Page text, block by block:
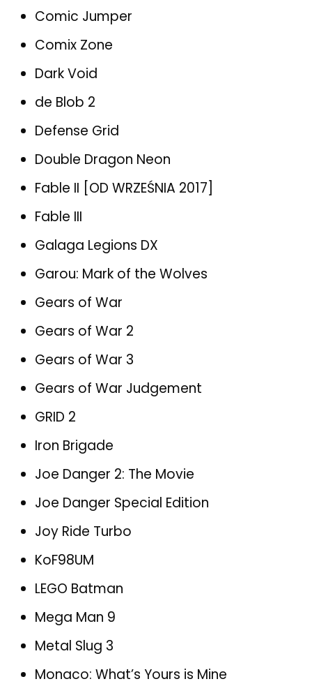
Comic Jumper
Comix Zone
Dark Void
de Blob 2
Defense Grid
Double Dragon Neon
Fable II [OD WRZEŚNIA 2017]
Fable III
Galaga Legions DX
Garou: Mark of the Wolves
Gears of War
Gears of War 2
Gears of War 3
Gears of War Judgement
GRID 2
Iron Brigade
Joe Danger 2: The Movie
Joe Danger Special Edition
Joy Ride Turbo
KoF98UM
LEGO Batman
Mega Man 9
Metal Slug 3
Monaco: What’s Yours is Mine